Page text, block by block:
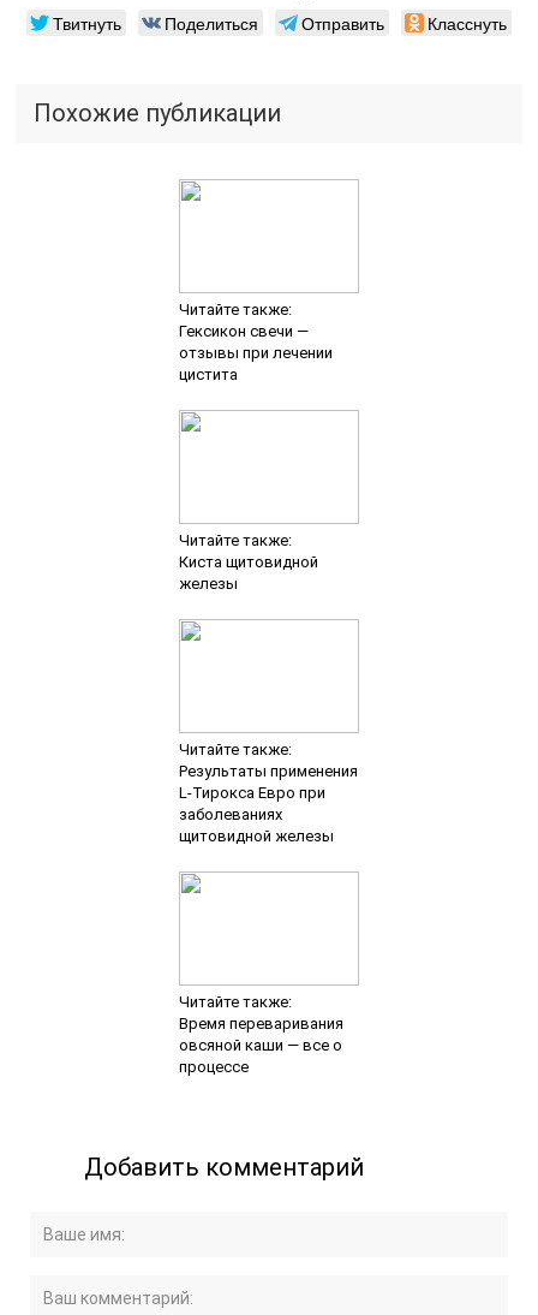
Твитнуть Поделиться Отправить Класснуть
Похожие публикации
Читайте также:
Гексикон свечи —
отзывы при лечении
цистита
Читайте также:
Киста щитовидной
железы
Читайте также:
Результаты применения
L-Тирокса Евро при
заболеваниях
щитовидной железы
Читайте также:
Время переваривания
овсяной каши — все о
процессе
Добавить комментарий